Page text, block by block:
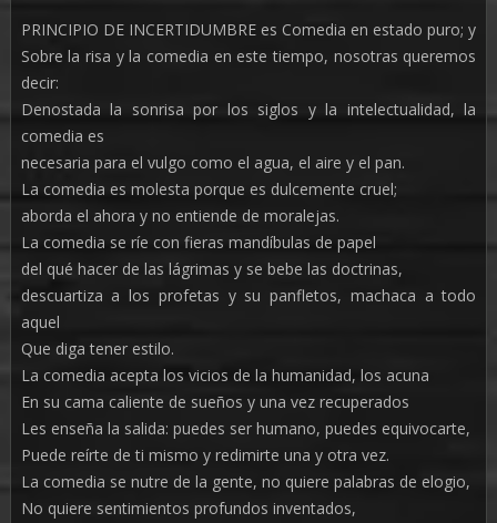
PRINCIPIO DE INCERTIDUMBRE es Comedia en estado puro; y
Sobre la risa y la comedia en este tiempo, nosotras queremos
decir:
Denostada la sonrisa por los siglos y la intelectualidad, la
comedia es
necesaria para el vulgo como el agua, el aire y el pan.
La comedia es molesta porque es dulcemente cruel;
aborda el ahora y no entiende de moralejas.
La comedia se ríe con fieras mandíbulas de papel
del qué hacer de las lágrimas y se bebe las doctrinas,
descuartiza a los profetas y su panfletos, machaca a todo
aquel
Que diga tener estilo.
La comedia acepta los vicios de la humanidad, los acuna
En su cama caliente de sueños y una vez recuperados
Les enseña la salida: puedes ser humano, puedes equivocarte,
Puede reírte de ti mismo y redimirte una y otra vez.
La comedia se nutre de la gente, no quiere palabras de elogio,
No quiere sentimientos profundos inventados,